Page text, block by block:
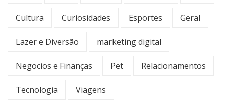
Cultura Curiosidades Esportes Geral
Lazer e Diversão marketing digital
Negocios e Finanças Pet Relacionamentos
Tecnologia Viagens